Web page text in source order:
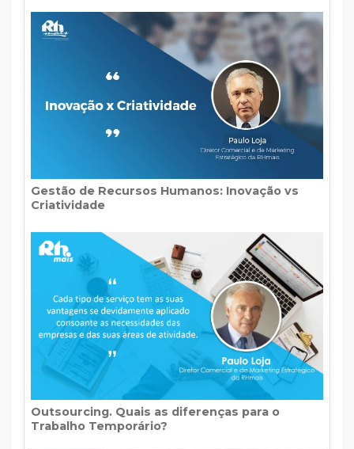
Gestão de Recursos Humanos: Inovação vs
Criatividade
Outsourcing. Quais as diferenças para o
Trabalho Temporário?